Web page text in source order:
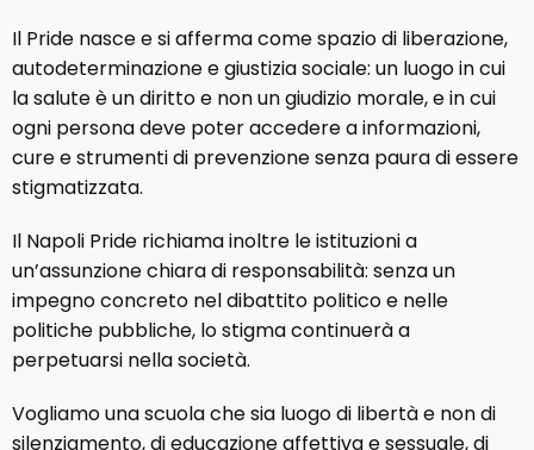
Il Pride nasce e si afferma come spazio di liberazione,
autodeterminazione e giustizia sociale: un luogo in cui
la salute è un diritto e non un giudizio morale, e in cui
ogni persona deve poter accedere a informazioni,
cure e strumenti di prevenzione senza paura di essere
stigmatizzata.
Il Napoli Pride richiama inoltre le istituzioni a
un’assunzione chiara di responsabilità: senza un
impegno concreto nel dibattito politico e nelle
politiche pubbliche, lo stigma continuerà a
perpetuarsi nella società.
Vogliamo una scuola che sia luogo di libertà e non di
silenziamento, di educazione affettiva e sessuale, di